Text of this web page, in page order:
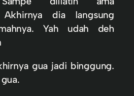
Akhirnya dia langsung
Yah udah deh
gua jadi binggung.